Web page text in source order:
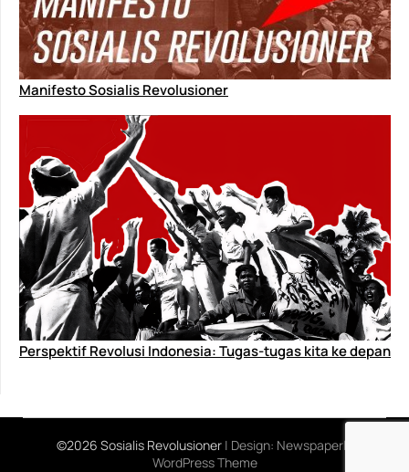
Manifesto Sosialis Revolusioner
Perspektif Revolusi Indonesia: Tugas-tugas kita ke depan
©2026 Sosialis Revolusioner | Design: Newspaperly
WordPress Theme